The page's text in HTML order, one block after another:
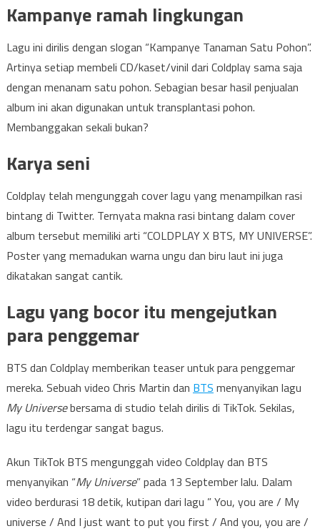
Kampanye ramah lingkungan
Lagu ini dirilis dengan slogan “Kampanye Tanaman Satu Pohon”.
Artinya setiap membeli CD/kaset/vinil dari Coldplay sama saja
dengan menanam satu pohon. Sebagian besar hasil penjualan
album ini akan digunakan untuk transplantasi pohon.
Membanggakan sekali bukan?
Karya seni
Coldplay telah mengunggah cover lagu yang menampilkan rasi
bintang di Twitter. Ternyata makna rasi bintang dalam cover
album tersebut memiliki arti “COLDPLAY X BTS, MY UNIVERSE”.
Poster yang memadukan warna ungu dan biru laut ini juga
dikatakan sangat cantik.
Lagu yang bocor itu mengejutkan
para penggemar
BTS dan Coldplay memberikan teaser untuk para penggemar
mereka. Sebuah video Chris Martin dan BTS menyanyikan lagu
My Universebersama di studio telah dirilis di TikTok. Sekilas,
lagu itu terdengar sangat bagus.
Akun TikTok BTS mengunggah video Coldplay dan BTS
menyanyikan “My Universe” pada 13 September lalu. Dalam
video berdurasi 18 detik, kutipan dari lagu ” You, you are / My
universe / And I just want to put you first / And you, you are /